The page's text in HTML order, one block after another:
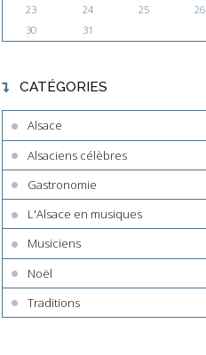
23
24 25 26
30
31
CATÉGORIES
Alsace
Alsaciens célèbres
Gastronomie
L'Alsace en musiques
Musiciens
Noël
Traditions